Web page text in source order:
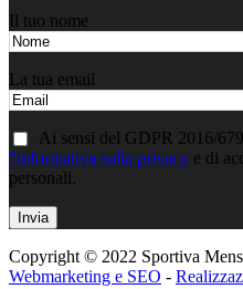
Il tuo nome
La tua email
Ai sensi del GDPR 2016/
l'informativa sulla privacy e di
personali.
Copyright © 2022 Sportiva
Webmarketing e SEO -